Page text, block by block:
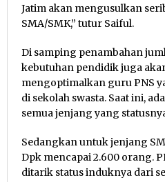
Jatim akan mengusulkan
SMA/SMK,” tutur Saiful.
Di samping penambahan
kebutuhan pendidik juga
mengoptimalkan guru PNS
di sekolah swasta. Saat ini,
semua jenjang yang
Sedangkan untuk jenjang
Dpk mencapai 2.600 orang.
ditarik status induknya dari